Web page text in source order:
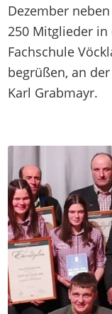
Dezember
250 Mitglieder
Fachschule
begrüßen, an
Karl Grabmayr.